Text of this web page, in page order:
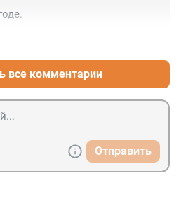
все комментарии
Отправить